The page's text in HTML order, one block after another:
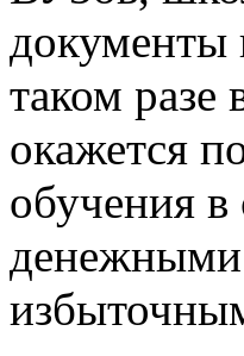
документы
таком разе
окажется
обучения в
денежными